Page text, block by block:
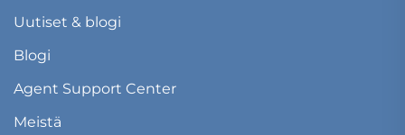
Uutiset & blogi
Blogi
Agent Support Center
Meistä